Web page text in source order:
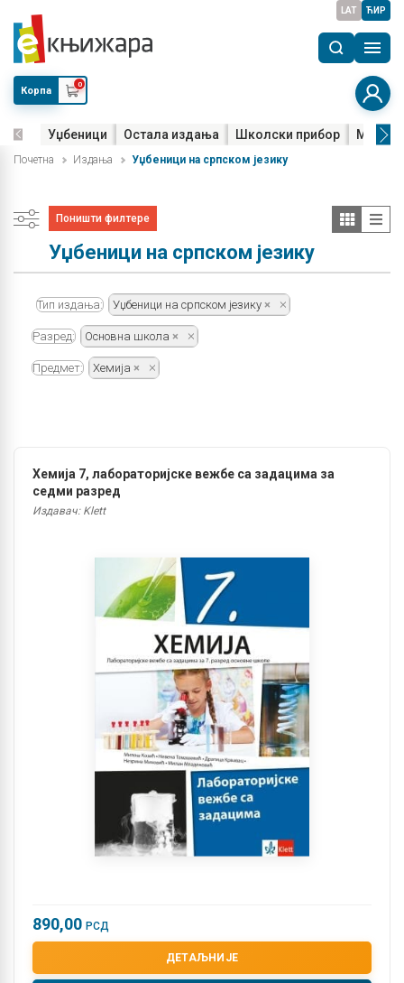
LAT ЋИР
Корпа
0
Уџбеници Остала издања Школски прибор Мала
Почетна Издања Уџбеници на српском језику
Поништи филтере
Уџбеници на српском језику
Тип издања: Уџбеници на српском језику
Разред: Основна школа
Предмет: Хемија
Хемија 7, лабораторијске вежбе са задацима за
седми разред
Издавач: Klett
890,00 РСД
ДЕТАЉНИЈЕ